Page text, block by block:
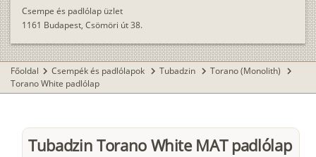
Csempe és padlólap üzlet
1161 Budapest, Csömöri út 38.
Főoldal chevron_right Csempék és padlólapok chevron_right Tubadzin chevron_right Torano (Monolith) chevron_right
Torano White padlólap
Tubadzin Torano White MAT padlólap